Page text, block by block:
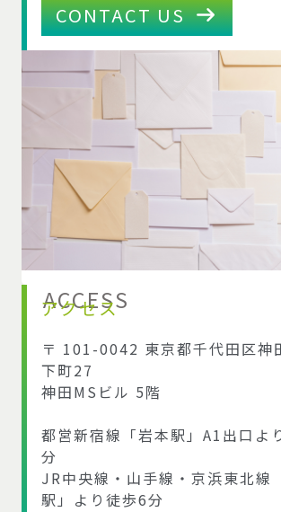
CONTACT US
ACCESS
アクセス
〒 101-0042 東京都千代田区神
下町27
神田MSビル 5階
都営新宿線「岩本駅」A1出口よ
分
JR中央線・山手線・京浜東北線
駅」より徒歩6分